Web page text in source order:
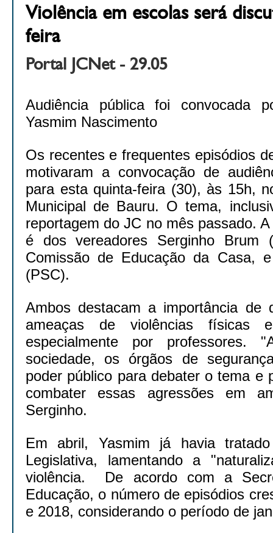
Violência em escolas será
feira
Portal JCNet - 29.05
Audiência pública foi convocada
Yasmim Nascimento
Os recentes e frequentes episódios
motivaram a convocação de
para esta quinta-feira (30), às 15h,
Municipal de Bauru. O tema,
reportagem do JC no mês passado.
é dos vereadores Serginho Brum
Comissão de Educação da Casa,
(PSC).
Ambos destacam a importância de
ameaças de violências físicas
especialmente por
sociedade, os órgãos de
poder público para debater o tema e
combater essas agressões em
Serginho.
Em abril, Yasmim já havia
Legislativa, lamentando a
violência. De acordo com a
Educação, o número de episódios
e 2018, considerando o período de